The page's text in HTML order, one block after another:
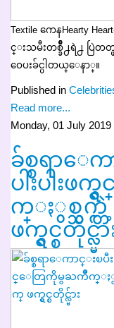
Textile ကေနHearty
င္းသမီးတစ္ခ်ဳိ႕ရဲ႕ ပြဲတ
ဝေပးခ်င္ပါတယ္ေနာ္။
Published in
Read more...
Monday, 01 July 2019
ခ်စ္စရာေ
ပါးပါး
က္ႏွစ္သက္
ဖက္ရွင္စတိုင္လ္မ်ာ